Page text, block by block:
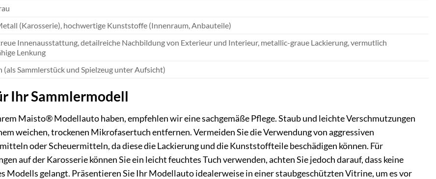
(Karosserie), hochwertige Kunststoffe (Innenraum, Anbauteile)
Innenausstattung, detailreiche Nachbildung von Exterieur und Interieur, metallic-graue Lackierung, vermutlich
Lenkung
(als Sammlerstück und Spielzeug unter Aufsicht)
Ihr Sammlermodell
Maisto® Modellauto haben, empfehlen wir eine sachgemäße Pflege. Staub und leichte Verschmutzungen
weichen, trockenen Mikrofasertuch entfernen. Vermeiden Sie die Verwendung von aggressiven
oder Scheuermitteln, da diese die Lackierung und die Kunststoffteile beschädigen können. Für
auf der Karosserie können Sie ein leicht feuchtes Tuch verwenden, achten Sie jedoch darauf, dass keine
Modells gelangt. Präsentieren Sie Ihr Modellauto idealerweise in einer staubgeschützten Vitrine, um es vor